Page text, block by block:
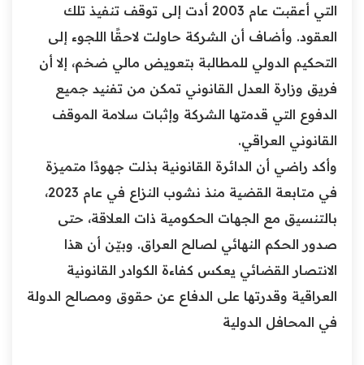
التي أعقبت عام 2003 أدت إلى توقف تنفيذ تلك
العقود. وأضاف أن الشركة حاولت لاحقًا اللجوء إلى
التحكيم الدولي للمطالبة بتعويض مالي ضخم، إلا أن
فريق وزارة العدل القانوني تمكن من تفنيد جميع
الدفوع التي قدمتها الشركة وإثبات سلامة الموقف
القانوني العراقي.
وأكد راضي أن الدائرة القانونية بذلت جهودًا متميزة
في متابعة القضية منذ نشوب النزاع في عام 2023،
بالتنسيق مع الجهات الحكومية ذات العلاقة، حتى
صدور الحكم النهائي لصالح العراق. وبيّن أن هذا
الانتصار القضائي يعكس كفاءة الكوادر القانونية
العراقية وقدرتها على الدفاع عن حقوق ومصالح الدولة
في المحافل الدولية